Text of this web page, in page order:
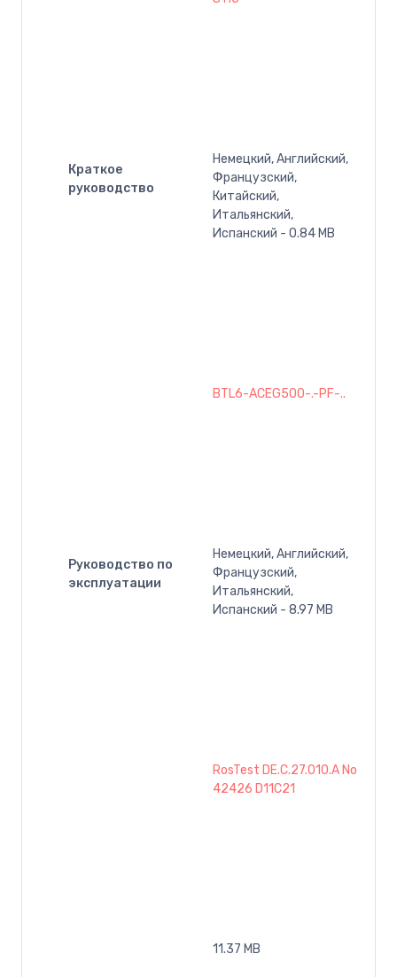
Краткое
руководство
Немецкий, Английский,
Французский,
Китайский,
Итальянский,
Испанский - 0.84 MB
Руководство по
эксплуатации
BTL6-ACEG500-.-PF-..
Немецкий, Английский,
Французский,
Итальянский,
Испанский - 8.97 MB
RosTest DE.C.27.010.A No
42426 D11C21
11.37 MB